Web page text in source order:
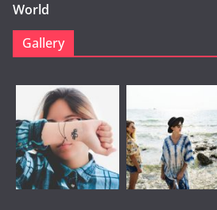
World
Gallery